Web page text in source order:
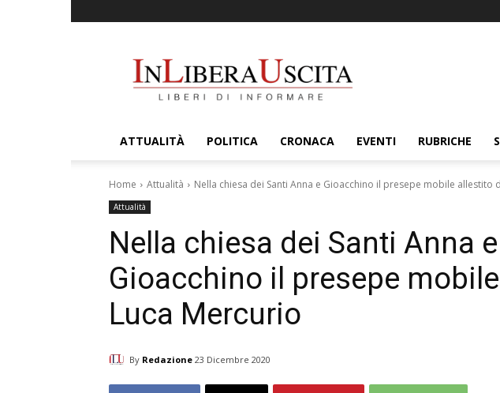
ATTUALITÀ POLITICA CRONACA EVENTI RUBRICHE
Home Attualità Nella chiesa dei Santi Anna e Gioacchino il presepe mobile allestito
Attualità
Nella chiesa dei Santi Anna e
Gioacchino il presepe
Luca Mercurio
By Redazione 23 Dicembre 2020